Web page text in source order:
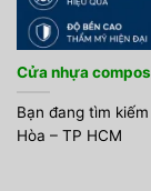
Cửa nhựa
Bạn đang tìm
Hòa – TP HCM